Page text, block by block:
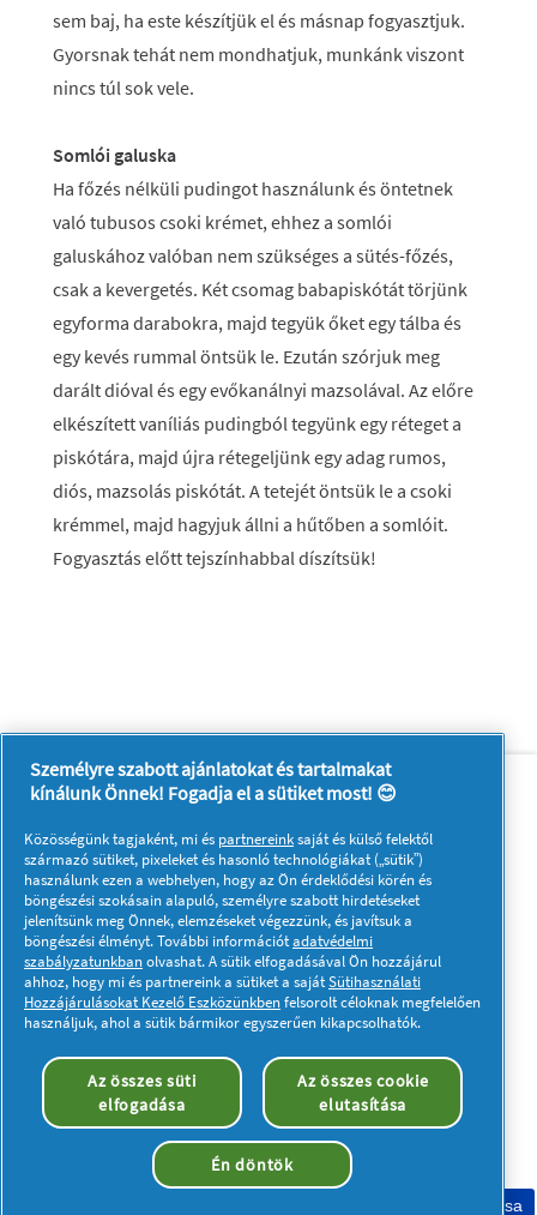
sem baj, ha este készítjük el és másnap fogyasztjuk.
Gyorsnak tehát nem mondhatjuk, munkánk viszont
nincs túl sok vele.
Somlói galuska
Ha főzés nélküli pudingot használunk és öntetnek
való tubusos csoki krémet, ehhez a somlói
galuskához valóban nem szükséges a sütés-főzés,
csak a kevergetés. Két csomag babapiskótát törjünk
egyforma darabokra, majd tegyük őket egy tálba és
egy kevés rummal öntsük le. Ezután szórjuk meg
darált dióval és egy evőkanálnyi mazsolával. Az előre
elkészített vaníliás pudingból tegyünk egy réteget a
piskótára, majd újra rétegeljünk egy adag rumos,
diós, mazsolás piskótát. A tetejét öntsük le a csoki
krémmel, majd hagyjuk állni a hűtőben a somlóit.
Fogyasztás előtt tejszínhabbal díszítsük!
Rólunk
Kapcsolatfelvétel
A pg.com felkeresése
Kövessen minket:
Adataim
Adatvédelmi közlemény
Akadálymentességi nyilatkozat
© 2023 Procter & Gamble. Minden jog fenntartva. Az oldalon
található információk felhasználása és az azokhoz való
hozzáférés a jogi nyilatkozatban meghatározott felhasználási
feltételek tárgyát képezik.
Sütik elfogadása
Személyre szabott ajánlatokat és tartalmakat
kínálunk Önnek! Fogadja el a sütiket most! 😊
Közösségünk tagjaként, mi és partnereinksaját és külső felektől
származó sütiket, pixeleket és hasonló technológiákat („sütik”)
használunk ezen a webhelyen, hogy az Ön érdeklődési körén és
böngészési szokásain alapuló, személyre szabott hirdetéseket
jelenítsünk meg Önnek, elemzéseket végezzünk, és javítsuk a
böngészési élményt. További információtadatvédelmi
szabályzatunkbanolvashat. A sütik elfogadásával Ön hozzájárul
ahhoz, hogy mi és partnereink a sütiket a sajátSütihasználati
Hozzájárulásokat Kezelő Eszközünkbenfelsorolt céloknak megfelelően
használjuk, ahol a sütik bármikor egyszerűen kikapcsolhatók.
Az összes süti
elfogadása
Az összes cookie
elutasítása
Én döntök